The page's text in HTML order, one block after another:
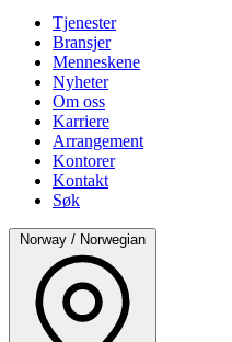
Tjenester
Bransjer
Menneskene
Nyheter
Om oss
Karriere
Arrangement
Kontorer
Kontakt
Søk
Norway / Norwegian